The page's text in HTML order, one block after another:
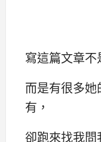
寫這篇文章不
而是有很多
有，
卻跑來找我